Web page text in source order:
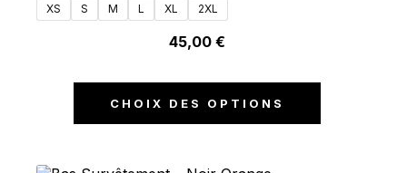
XS S M L XL 2XL
45,00€
CHOIX DES OPTIONS